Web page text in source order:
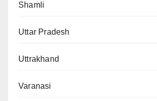
Shamli
Uttar Pradesh
Uttrakhand
Varanasi